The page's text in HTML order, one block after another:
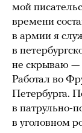
мой
времени
в армии я
в
не скрываю —
Работал во
Петербурга.
в патрульно-
в уголовном